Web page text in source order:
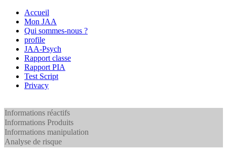
Accueil
Mon JAA
Qui sommes-nous ?
profile
JAA-Psych
Rapport classe
Rapport PIA
Test Script
Privacy
Informations réactifs
Informations Produits
Informations manipulation
Analyse de risque